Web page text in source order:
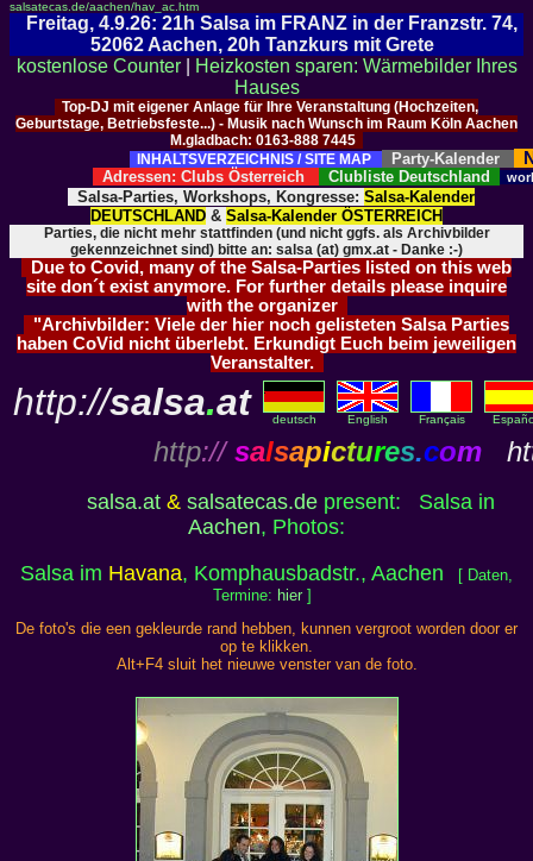
salsatecas.de/aachen/hav_ac.htm
Freitag, 4.9.26: 21h Salsa im FRANZ in der Franzstr. 74,
52062 Aachen, 20h Tanzkurs mit Grete
kostenlose Counter|
Heizkosten sparen: Wärmebilder Ihres
Hauses
Top-DJ mit eigener Anlage für Ihre Veranstaltung (Hochzeiten,
Geburtstage, Betriebsfeste...) - Musik nach Wunsch im Raum Köln Aachen
M.gladbach: 0163-888 7445
INHALTSVERZEICHNIS / SITE MAP
Party-Kalender
Adressen: Clubs Österreich Clubliste Deutschland
Salsa-Parties, Workshops, Kongresse: Salsa-Kalender
DEUTSCHLAND & Salsa-Kalender ÖSTERREICH
Parties, die nicht mehr stattfinden (und nicht ggfs. als Archivbilder
gekennzeichnet sind) bitte an: salsa (at) gmx.at - Danke :-)
Due to Covid, many of the Salsa-Parties listed on this web
site don´t exist anymore. For further details please inquire
with the organizer
"Archivbilder: Viele der hier noch gelisteten Salsa Parties
haben CoVid nicht überlebt. Erkundigt Euch beim jeweiligen
Veranstalter.
http://salsa.at deutsch English Français
http:// salsapictures.com
salsa.at& salsatecas.depresent: Salsa in
Aachen, Photos:
Salsa im Havana, Komphausbadstr., Aachen
[ Daten,
Termine: hier]
De foto's die een gekleurde rand hebben, kunnen vergroot worden door er
op te klikken.
Alt+F4 sluit het nieuwe venster van de foto.